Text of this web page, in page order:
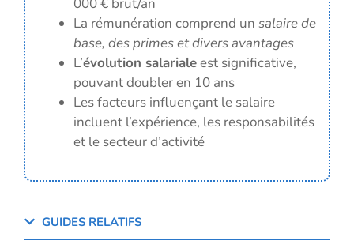
000 € brut/an
La rémunération comprend un salaire de
base, des primes et divers avantages
L’évolution salarialeest significative,
pouvant doubler en 10 ans
Les facteurs influençant le salaire
incluent l’expérience, les responsabilités
et le secteur d’activité
GUIDES RELATIFS